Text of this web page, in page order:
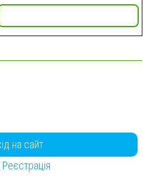
на сайт
Реєстрація